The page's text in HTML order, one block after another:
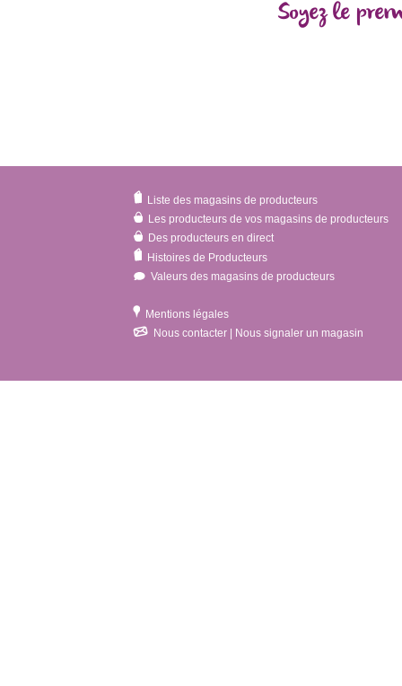
Soyez le
Liste des magasins de producteurs
Les producteurs de vos magasins de producteurs
Des producteurs en direct
Histoires de Producteurs
Valeurs des magasins de producteurs
Mentions légales
Nous contacter | Nous signaler un magasin